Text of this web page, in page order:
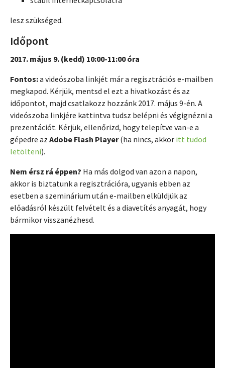
lesz szükséged.
Időpont
2017. május 9. (kedd) 10:00-11:00 óra
Fontos:a videószoba linkjét már a regisztrációs e-mailben
megkapod. Kérjük, mentsd el ezt a hivatkozást és az
időpontot, majd csatlakozz hozzánk 2017. május 9-én. A
videószoba linkjére kattintva tudsz belépni és végignézni a
prezentációt. Kérjük, ellenőrizd, hogy telepítve van-e a
gépedre az Adobe Flash Player(ha nincs, akkor itt tudod
letölteni).
Nem érsz rá éppen? Ha más dolgod van azon a napon,
akkor is biztatunk a regisztrációra, ugyanis ebben az
esetben a szeminárium után e-mailben elküldjük az
előadásról készült felvételt és a diavetítés anyagát, hogy
bármikor visszanézhesd.